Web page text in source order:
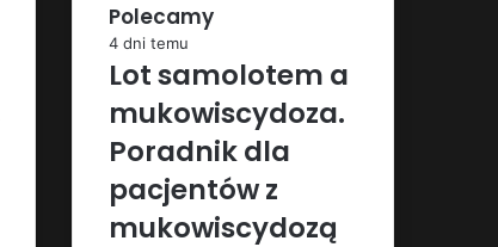
Polecamy
4 dni temu
Lot samolotem a
mukowiscydoza.
Poradnik dla
pacjentów z
mukowiscydozą